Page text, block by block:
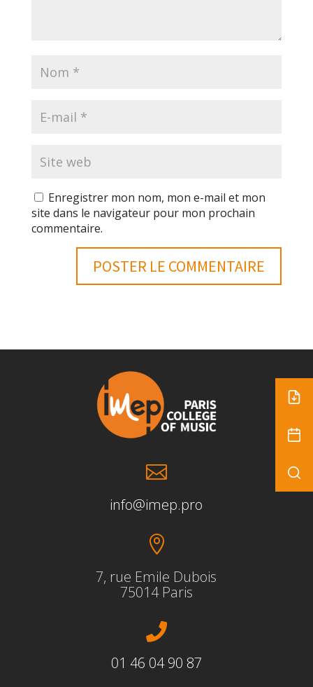
Enregistrer mon nom, mon e-mail et mon
site dans le navigateur pour mon prochain
commentaire.

info@imep.pro

7, rue Emile Dubois
75014 Paris

01 46 04 90 87